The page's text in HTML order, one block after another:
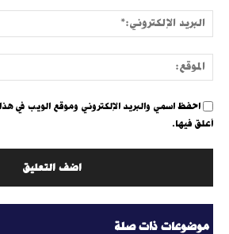
احفظ اسمي والبريد الإلكتروني وموقع الويب في هذا
أعلق فيها.
موضوعات ذات صلة